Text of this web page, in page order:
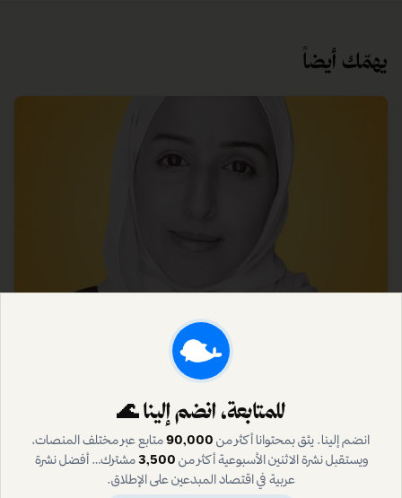
يهمّك أيضاً
ما وراء السلوك: قصة هبة الجساس في فك شفرة النفس
أدركت د. هبة الجساس أن الصحة النفسية أعمق من مجرد حل
للمتابعة، انضم إلينا 🌊
انضم إلينا. يثق بمحتوانا أكثر من 90,000متابع عبر مختلف المنصات،
ويستقبل نشرة الاثنين الأسبوعية أكثر من 3,500مشترك… أفضل نشرة
عربية في اقتصاد المبدعين على الإطلاق.